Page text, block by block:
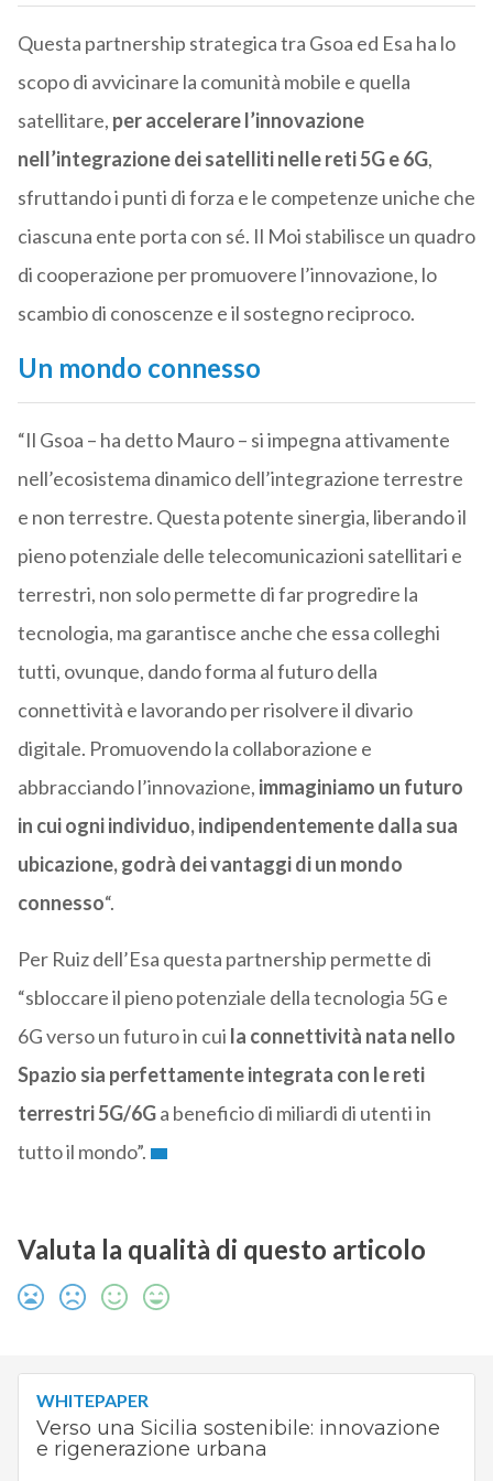
Questa partnership strategica tra Gsoa ed Esa ha lo
scopo di avvicinare la comunità mobile e quella
satellitare, per accelerare l’innovazione
nell’integrazione dei satelliti nelle reti 5G e 6G,
sfruttando i punti di forza e le competenze uniche che
ciascuna ente porta con sé. Il Moi stabilisce un quadro
di cooperazione per promuovere l’innovazione, lo
scambio di conoscenze e il sostegno reciproco.
Un mondo connesso
“Il Gsoa – ha detto Mauro – si impegna attivamente
nell’ecosistema dinamico dell’integrazione terrestre
e non terrestre. Questa potente sinergia, liberando il
pieno potenziale delle telecomunicazioni satellitari e
terrestri, non solo permette di far progredire la
tecnologia, ma garantisce anche che essa colleghi
tutti, ovunque, dando forma al futuro della
connettività e lavorando per risolvere il divario
digitale. Promuovendo la collaborazione e
abbracciando l’innovazione, immaginiamo un futuro
in cui ogni individuo, indipendentemente dalla sua
ubicazione, godrà dei vantaggi di un mondo
connesso“.
Per Ruiz dell’Esa questa partnership permette di
“sbloccare il pieno potenziale della tecnologia 5G e
6G verso un futuro in cui la connettività nata nello
Spazio sia perfettamente integrata con le reti
terrestri 5G/6Ga beneficio di miliardi di utenti in
tutto il mondo”.
Valuta la qualità di questo articolo
WHITEPAPER
Verso una Sicilia sostenibile: innovazione
e rigenerazione urbana